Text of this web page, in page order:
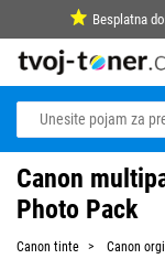
Besplatna
Canon
Photo Pack
Canon tinte Canon